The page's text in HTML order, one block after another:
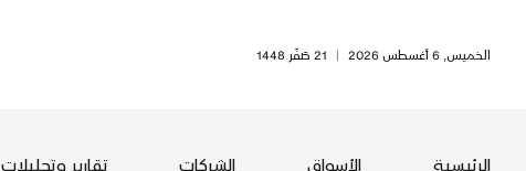
الخميس, 6 أغسطس 2026 | 21 صَفَر 1448
الرئيسية الأسواق الشركات تقارير وتحليلات